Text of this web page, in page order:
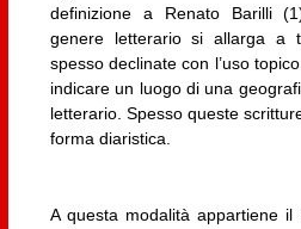
definizione a Renato Barilli
genere letterario si allarga a
spesso declinate con l’uso
indicare un luogo di una
letterario. Spesso queste
forma diaristica.
A questa modalità appartiene il